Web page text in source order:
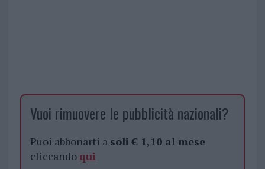
Vuoi rimuovere le pubblicità nazionali?
Puoi abbonarti a soli € 1,10 al mese
cliccando qui